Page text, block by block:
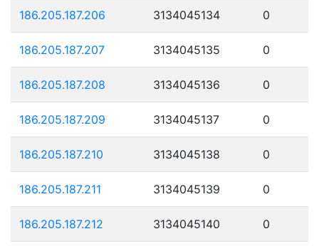
186.205.187.206 3134045134 0
186.205.187.207 3134045135 0
186.205.187.208 3134045136 0
186.205.187.209 3134045137 0
186.205.187.210 3134045138 0
186.205.187.211 3134045139 0
186.205.187.212 3134045140 0